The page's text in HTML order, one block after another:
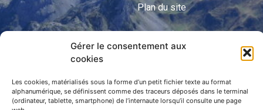
Gérer le consentement aux
cookies
Les cookies, matérialisés sous la forme d’un petit fichier texte au format
alphanumérique, se définissent comme des traceurs déposés dans le terminal
(ordinateur, tablette, smartphone) de l’internaute lorsqu’il consulte une page
Plan du site
Parc national des Pyrénées